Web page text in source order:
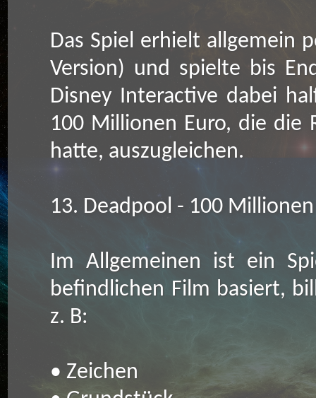
Das Spiel erhielt allgemein
Version) und spielte bis
Disney Interactive dabei
100 Millionen Euro, die die
hatte, auszugleichen.
13. Deadpool - 100
Im Allgemeinen ist ein
befindlichen Film basiert,
z. B:
• Zeichen